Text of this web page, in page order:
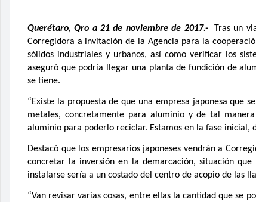
Querétaro, Qro a 21 de noviembre de 2017.-
Tras un
Corregidora a invitación de la Agencia para la
sólidos industriales y urbanos, así como verificar los
aseguró que podría llegar una planta de fundición de
se tiene.
“Existe la propuesta de que una empresa japonesa que
metales, concretamente para aluminio y de tal
aluminio para poderlo reciclar. Estamos en la fase inicial,
Destacó que los empresarios japoneses vendrán a
concretar la inversión en la demarcación, situación
instalarse sería a un costado del centro de acopio de las
“Van revisar varias cosas, entre ellas la cantidad que se